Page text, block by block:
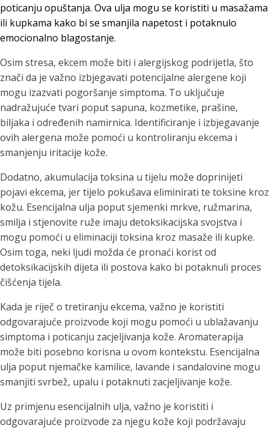
poticanju opuštanja. Ova ulja mogu se koristiti u masažama
ili kupkama kako bi se smanjila napetost i potaknulo
emocionalno blagostanje.
Osim stresa, ekcem može biti i alergijskog podrijetla, što
znači da je važno izbjegavati potencijalne alergene koji
mogu izazvati pogoršanje simptoma. To uključuje
nadražujuće tvari poput sapuna, kozmetike, prašine,
biljaka i određenih namirnica. Identificiranje i izbjegavanje
ovih alergena može pomoći u kontroliranju ekcema i
smanjenju iritacije kože.
Dodatno, akumulacija toksina u tijelu može doprinijeti
pojavi ekcema, jer tijelo pokušava eliminirati te toksine kroz
kožu. Esencijalna ulja poput sjemenki mrkve, ružmarina,
smilja i stjenovite ruže imaju detoksikacijska svojstva i
mogu pomoći u eliminaciji toksina kroz masaže ili kupke.
Osim toga, neki ljudi možda će pronaći korist od
detoksikacijskih dijeta ili postova kako bi potaknuli proces
čišćenja tijela.
Kada je riječ o tretiranju ekcema, važno je koristiti
odgovarajuće proizvode koji mogu pomoći u ublažavanju
simptoma i poticanju zacjeljivanja kože. Aromaterapija
može biti posebno korisna u ovom kontekstu. Esencijalna
ulja poput njemačke kamilice, lavande i sandalovine mogu
smanjiti svrbež, upalu i potaknuti zacjeljivanje kože.
Uz primjenu esencijalnih ulja, važno je koristiti i
odgovarajuće proizvode za njegu kože koji podržavaju